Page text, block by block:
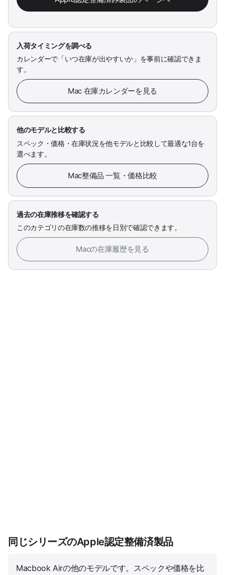
入荷タイミングを調べる
カレンダーで「いつ在庫が出やすいか」を事前に確認できま
す。
Mac 在庫カレンダーを見る
他のモデルと比較する
スペック・価格・在庫状況を他モデルと比較して最適な1台を
選べます。
Mac整備品 一覧・価格比較
過去の在庫推移を確認する
このカテゴリの在庫数の推移を日別で確認できます。
Macの在庫履歴を見る
同じシリーズのApple認定整備済製品
Macbook Airの他のモデルです。スペックや価格を比